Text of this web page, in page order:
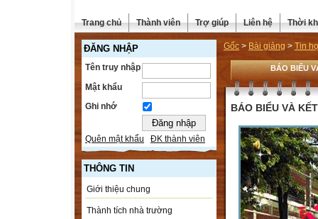
Trang chủ Thành viên Trợ giúp Liên hệ Thời
ĐĂNG NHẬP
Tên truy nhập
Mật khẩu
Ghi nhớ
Quên mật khẩu ĐK thành viên
THÔNG TIN
Giới thiệu chung
Thành tích nhà trường
Gốc > Bài giảng > Tin
BÁO BIỂU
BÁO BIỂU VÀ